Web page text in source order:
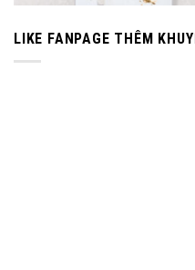
LIKE FANPAGE THÊM